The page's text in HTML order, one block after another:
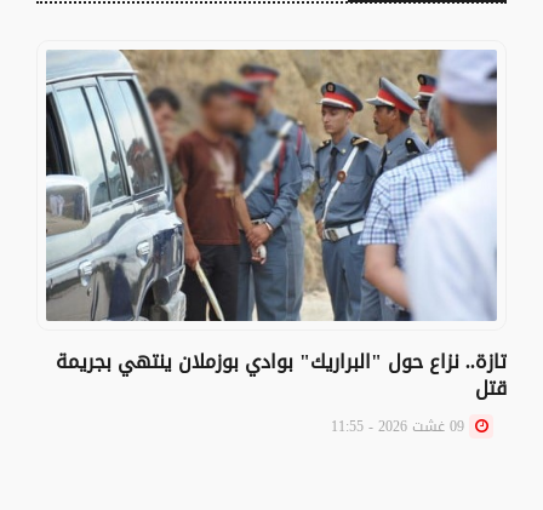
تازة.. نزاع حول "البراريك" بوادي بوزملان ينتهي بجريمة
قتل